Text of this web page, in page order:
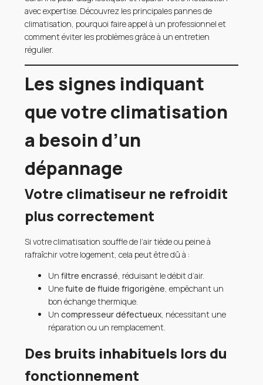
avec expertise. Découvrez les principales pannes de
climatisation, pourquoi faire appel à un professionnel et
comment éviter les problèmes grâce à un entretien
régulier.
Les signes indiquant
que votre climatisation
a besoin d’un
dépannage
Votre climatiseur ne refroidit
plus correctement
Si votre climatisation souffle de l’air tiède ou peine à
rafraîchir votre logement, cela peut être dû à :
Unfiltre encrassé, réduisant le débit d’air.
Unefuite de fluide frigorigène, empêchant un
bon échange thermique.
Un compresseur défectueux, nécessitant une
réparation ou un remplacement.
Des bruits inhabituels lors du
fonctionnement